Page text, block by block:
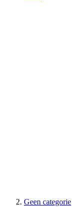
Geen categorie